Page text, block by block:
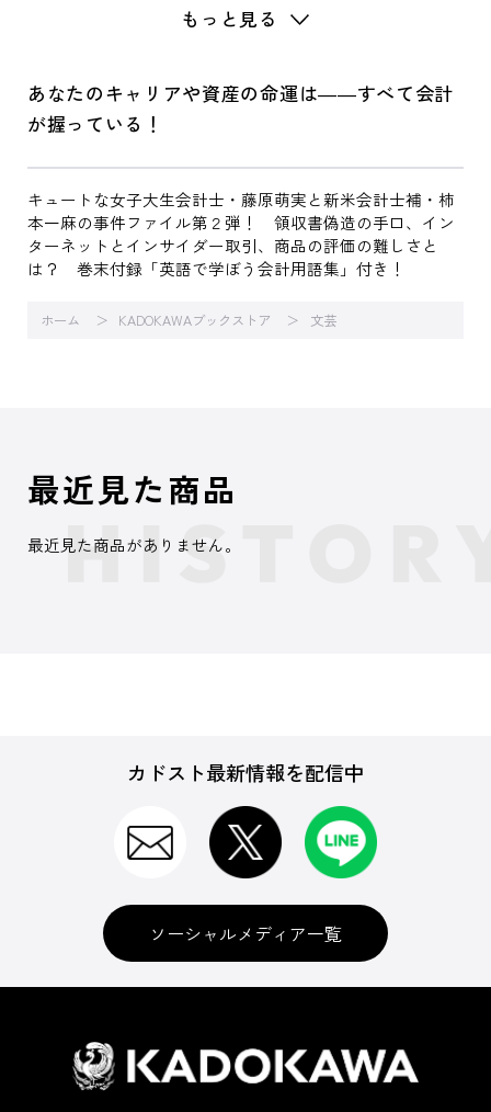
もっと見る
あなたのキャリアや資産の命運は――すべて会計
が握っている！
キュートな女子大生会計士・藤原萌実と新米会計士補・柿
本一麻の事件ファイル第２弾！ 領収書偽造の手口、イン
ターネットとインサイダー取引、商品の評価の難しさと
は？ 巻末付録「英語で学ぼう会計用語集」付き！
ホーム KADOKAWAブックストア 文芸
最近見た商品
最近見た商品がありません。
カドスト最新情報を配信中
ソーシャルメディア一覧